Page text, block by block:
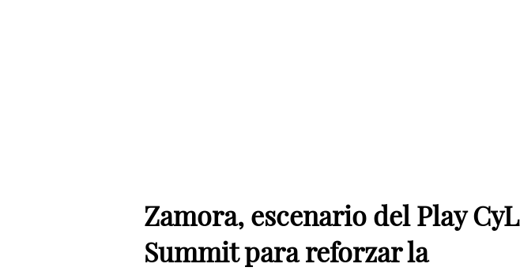
Zamora, escenario del Play CyL
Summit para reforzar la